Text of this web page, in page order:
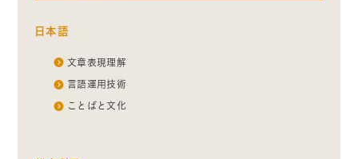
日本語
文章表現理解
言語運用技術
ことばと文化